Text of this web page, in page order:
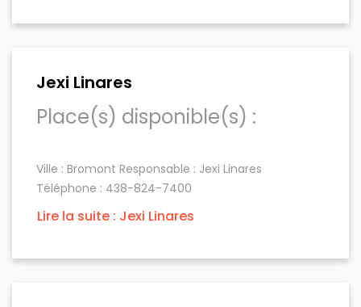
Jexi Linares
Place(s) disponible(s) :
Ville : Bromont Responsable : Jexi Linares
Téléphone : 438-824-7400
Lire la suite : Jexi Linares